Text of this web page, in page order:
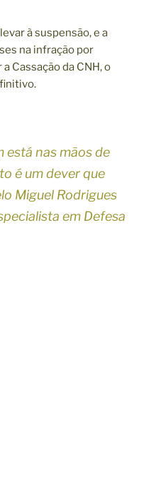
à suspensão, e a
na infração por
Cassação da CNH, o
está nas mãos de
é um dever que
Miguel Rodrigues
em Defesa